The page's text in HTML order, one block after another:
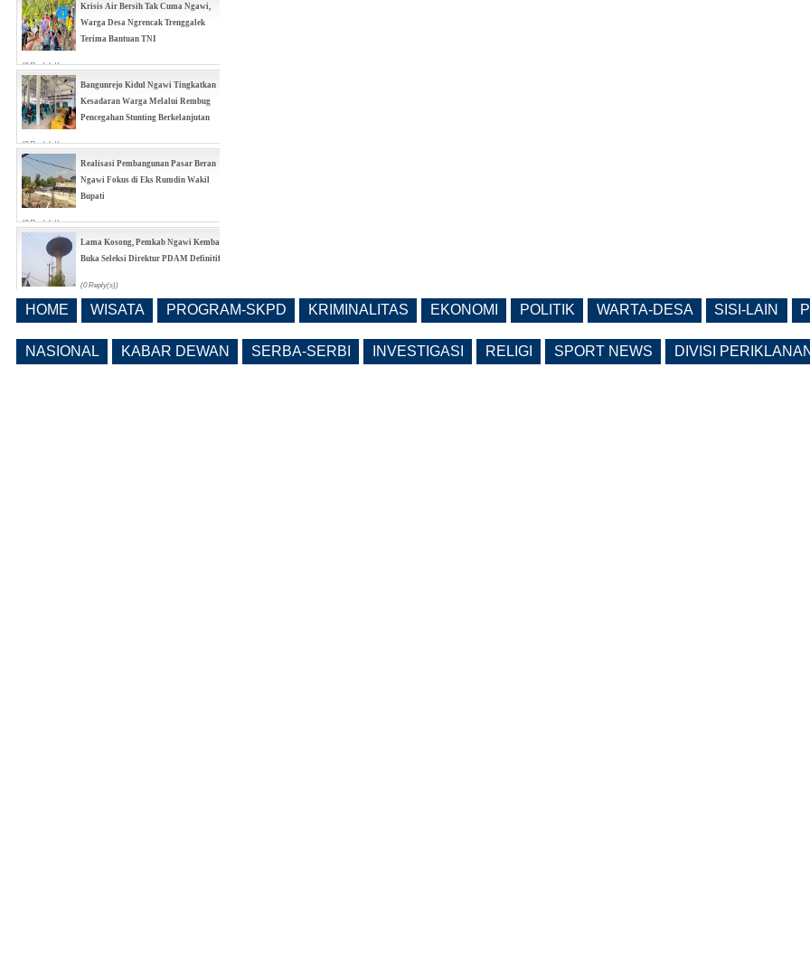
Krisis Air Bersih Tak Cuma Ngawi,
Warga Desa Ngrencak Trenggalek
Terima Bantuan TNI
(0 Reply(s))
Bangunrejo Kidul Ngawi Tingkatkan
Kesadaran Warga Melalui Rembug
Pencegahan Stunting Berkelanjutan
(0 Reply(s))
Realisasi Pembangunan Pasar Beran
Ngawi Fokus di Eks Rumdin Wakil
Bupati
(0 Reply(s))
Lama Kosong, Pemkab Ngawi Kembali
Buka Seleksi Direktur PDAM Definitif
(0 Reply(s))
Dikenai Denda dan Pembatasan
HOME WISATA PROGRAM-SKPD KRIMINALITAS EKONOMI POLITIK WARTA-DESA SISI-LAIN
NASIONAL KABAR DEWAN SERBA-SERBI INVESTIGASI RELIGI SPORT NEWS DIVISI